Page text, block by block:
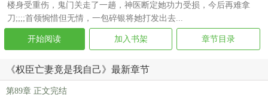
楼身受重伤，鬼门关走了一趟，神医断定她功力受损，今后再难拿
刀;;;;首领惋惜但无情，一包碎银将她打发出去...
开始阅读 加入书架 章节目录
《权臣亡妻竟是我自己》最新章节
第89章 正文完结